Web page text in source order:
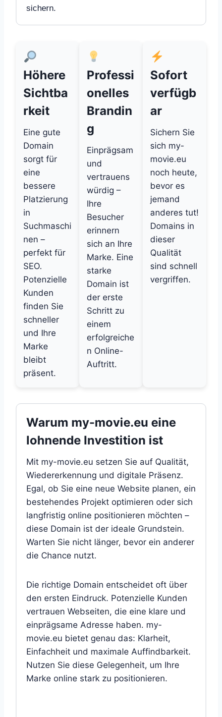
sichern.
Höhere
Sichtba
rkeit
Eine gute
Domain
sorgt für
eine
bessere
Platzierung
in
Suchmaschi
nen –
perfekt für
SEO.
Potenzielle
Kunden
finden Sie
schneller
und Ihre
Marke
bleibt
präsent.
Professi
onelles
Brandin
g
Einprägsam
und
vertrauens
würdig –
Ihre
Besucher
erinnern
sich an Ihre
Marke. Eine
starke
Domain ist
der erste
Schritt zu
einem
erfolgreiche
n Online-
Auftritt.
Sofort
verfügb
ar
Sichern Sie
sich my-
movie.eu
noch heute,
bevor es
jemand
anderes tut!
Domains in
dieser
Qualität
sind schnell
vergriffen.
Warum my-movie.eu eine
lohnende Investition ist
Mit my-movie.eu setzen Sie auf Qualität,
Wiedererkennung und digitale Präsenz.
Egal, ob Sie eine neue Website planen, ein
bestehendes Projekt optimieren oder sich
langfristig online positionieren möchten –
diese Domain ist der ideale Grundstein.
Warten Sie nicht länger, bevor ein anderer
die Chance nutzt.
Die richtige Domain entscheidet oft über
den ersten Eindruck. Potenzielle Kunden
vertrauen Webseiten, die eine klare und
einprägsame Adresse haben. my-
movie.eu bietet genau das: Klarheit,
Einfachheit und maximale Auffindbarkeit.
Nutzen Sie diese Gelegenheit, um Ihre
Marke online stark zu positionieren.